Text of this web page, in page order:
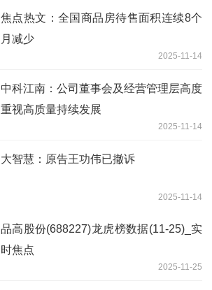
焦点热文：全国商品房待售面积连续8个
月减少
2025-11-14
中科江南：公司董事会及经营管理层高度
重视高质量持续发展
2025-11-14
大智慧：原告王功伟已撤诉
2025-11-14
品高股份(688227)龙虎榜数据(11-25)_实
时焦点
2025-11-25